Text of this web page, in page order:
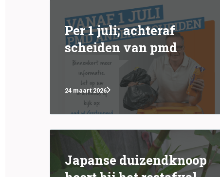
Per 1 juli; achteraf
scheiden van pmd
24 maart 2026
Japanse duizendknoop